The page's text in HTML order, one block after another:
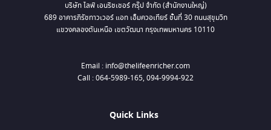
บริษัท ไลฟ์ เอนริชเชอร์ กรุ๊ป จำกัด (สำนักงานใหญ่)
689 อาคารภิรัชทาวเวอร์ แอท เอ็มควอเทียร์ ชั้นที่ 30 ถนนสุขุมวิท
แขวงคลองตันเหนือ เขตวัฒนา กรุงเทพมหานคร 10110
Email : info@thelifeenricher.com
Call : 064-5989-165, 094-9994-922
Quick Links